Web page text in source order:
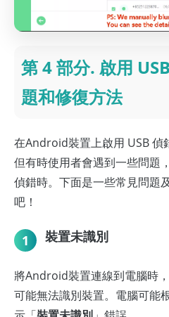
第 4 部分. 啟用
題和修復方法
在Android裝置上啟用 USB 偵
但有時使用者會遇到一些問題
偵錯時。下面是一些常見問題
吧！
1 裝置未識別
將Android裝置連線到電腦時
可能無法識別裝置。電腦可能